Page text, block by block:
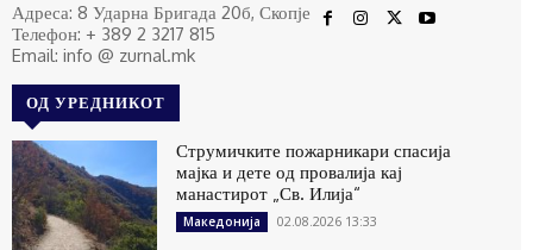
Адреса: 8 Ударна Бригада 20б, Скопје
Телефон: + 389 2 3217 815
Email: info @ zurnal.mk
ОД УРЕДНИКОТ
Струмичките пожарникари спасија
мајка и дете од провалија кај
манастирот „Св. Илија“
Македонија 02.08.2026 13:33